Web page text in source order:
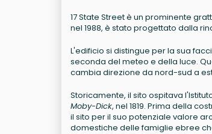
17 State Street è un prominente
nel 1988, è stato progettato dalla
L'edificio si distingue per la sua
seconda del meteo e della luce.
cambia direzione da nord-sud a
Storicamente, il sito ospitava
Moby-Dick, nel 1819. Prima della
il sito per il suo potenziale valore
domestiche delle famiglie ebree